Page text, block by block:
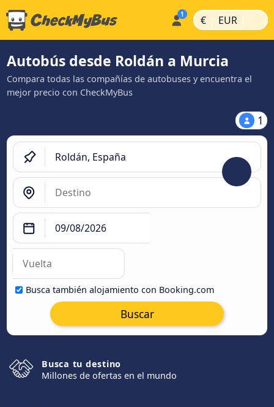
€ | EUR |
Autobús desde Roldán a Murcia
Compara todas las compañías de autobuses y encuentra el
mejor precio con CheckMyBus
1
Busca también alojamiento con Booking.com
Buscar
Busca tu destino
Millones de ofertas en el mundo